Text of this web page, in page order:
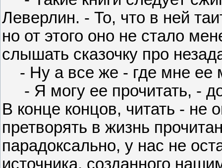
Леверлин. - То, что в ней
но от этого оно не стало
слышать сказочку про
- Ну а все же - где мне ее
- Я могу ее прочитать, -
В конце концов, читать - не
претворять в жизнь
парадоксально, у нас не
источника, созданного